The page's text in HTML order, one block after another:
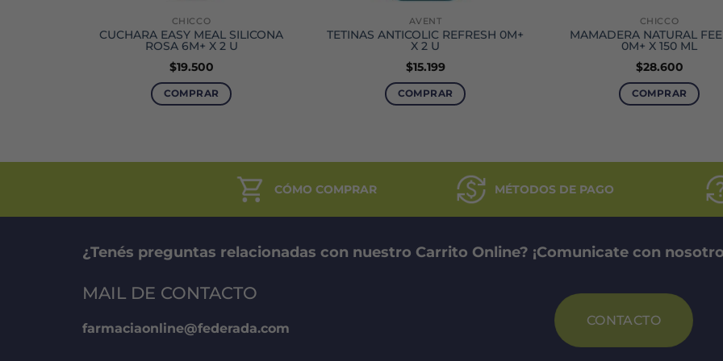
CHICCO
CUCHARA EASY MEAL SILICONA
ROSA 6M+ X 2 U
$19.500
COMPRAR
AVENT
TETINAS ANTICOLIC REFRESH 0M+
X 2 U
$15.199
COMPRAR
CHICCO
MAMADERA NATURAL
0M+ X 150 ML
$28.600
COMPRAR
CÓMO COMPRAR MÉTODOS DE PAGO
¿Tenés preguntas relacionadas con nuestro Carrito Online? ¡Comunicate con
MAIL DE CONTACTO
farmaciaonline@federada.com
CONTACTO